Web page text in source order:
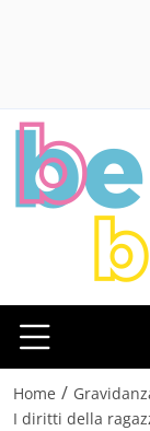
Home /
I diritti della